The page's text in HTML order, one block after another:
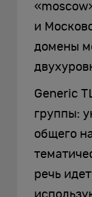
и
домены
Generic
группы:
общего
речь